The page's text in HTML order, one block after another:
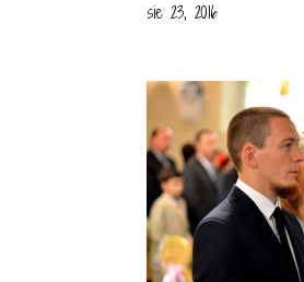
sie 23, 2016